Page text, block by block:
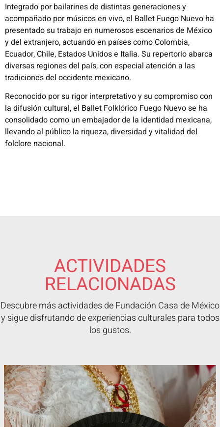
Integrado por bailarines de distintas generaciones y
acompañado por músicos en vivo, el Ballet Fuego Nuevo ha
presentado su trabajo en numerosos escenarios de México
y del extranjero, actuando en países como Colombia,
Ecuador, Chile, Estados Unidos e Italia. Su repertorio abarca
diversas regiones del país, con especial atención a las
tradiciones del occidente mexicano.
Reconocido por su rigor interpretativo y su compromiso con
la difusión cultural, el Ballet Folklórico Fuego Nuevo se ha
consolidado como un embajador de la identidad mexicana,
llevando al público la riqueza, diversidad y vitalidad del
folclore nacional.
ACTIVIDADES
RELACIONADAS
Descubre más actividades de Fundación Casa de México
y sigue disfrutando de experiencias culturales para todos
los gustos.